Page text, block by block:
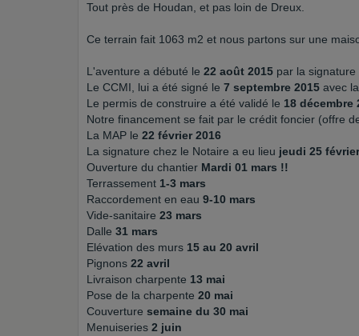
Tout près de Houdan, et pas loin de Dreux.
Ce terrain fait 1063 m2 et nous partons sur une
L'aventure a débuté le 22 août 2015 par la
Le CCMI, lui a été signé le 7 septembre 2015 avec
Le permis de construire a été validé le 18 décembre
Notre financement se fait par le crédit foncier (offre
La MAP le 22 février 2016
La signature chez le Notaire a eu lieu jeudi 25
Ouverture du chantier Mardi 01 mars !!
Terrassement 1-3 mars
Raccordement en eau 9-10 mars
Vide-sanitaire 23 mars
Dalle 31 mars
Elévation des murs 15 au 20 avril
Pignons 22 avril
Livraison charpente 13 mai
Pose de la charpente 20 mai
Couverture semaine du 30 mai
Menuiseries 2 juin